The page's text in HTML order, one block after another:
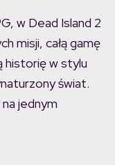
w Dead Island 2
misji, całą gamę
historię w stylu
świat.
jednym